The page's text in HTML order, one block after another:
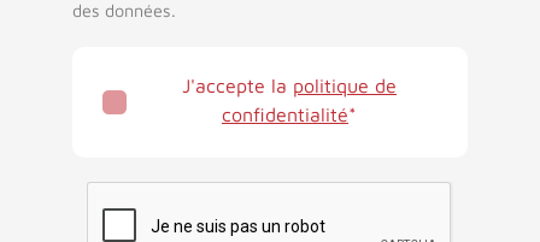
des données.
J'accepte la politique de
confidentialité